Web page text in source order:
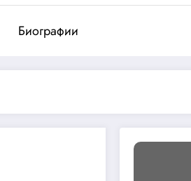
Биографии